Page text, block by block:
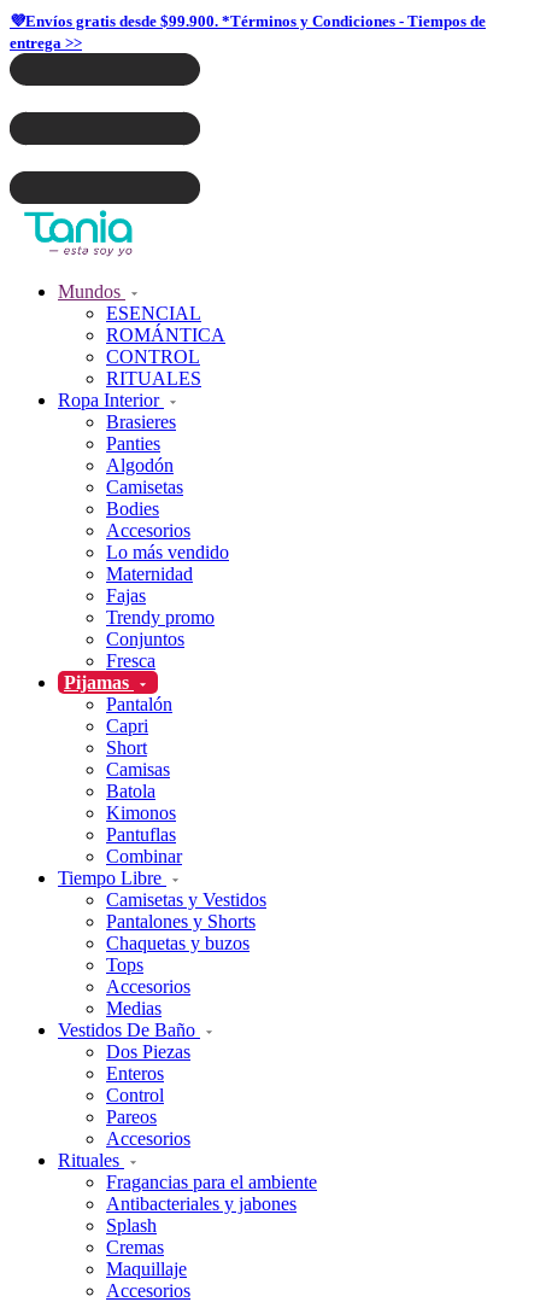
💜Envíos gratis desde $99.900. *Términos y Condiciones - Tiempos de
entrega >>
Mundos
ESENCIAL
ROMÁNTICA
CONTROL
RITUALES
Ropa Interior
Brasieres
Panties
Algodón
Camisetas
Bodies
Accesorios
Lo más vendido
Maternidad
Fajas
Trendy promo
Conjuntos
Fresca
Pijamas
Pantalón
Capri
Short
Camisas
Batola
Kimonos
Pantuflas
Combinar
Tiempo Libre
Camisetas y Vestidos
Pantalones y Shorts
Chaquetas y buzos
Tops
Accesorios
Medias
Vestidos De Baño
Dos Piezas
Enteros
Control
Pareos
Accesorios
Rituales
Fragancias para el ambiente
Antibacteriales y jabones
Splash
Cremas
Maquillaje
Accesorios